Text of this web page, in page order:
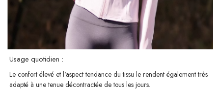
Usage quotidien :
Le confort élevé et l'aspect tendance du tissu le rendent également très
adapté à une tenue décontractée de tous les jours.